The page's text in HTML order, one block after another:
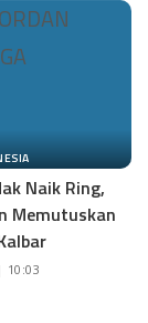
Naik Ring,
Memutuskan
10:03